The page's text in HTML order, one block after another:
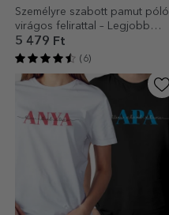
Személyre szabott pamut póló
virágos felirattal – Legjobb
anya
5 479 Ft
(6)